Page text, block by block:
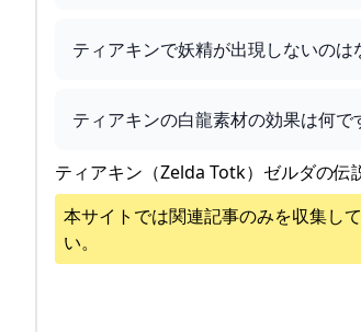
ティアキンで妖精が出現しないのは
ティアキンの白龍素材の効果は何で
ティアキン（Zelda Totk）ゼルダの
本サイトでは関連記事のみを収集して
い。